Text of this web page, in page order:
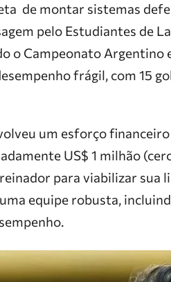
de montar sistemas
pelo Estudiantes de
o Campeonato Argentino
frágil, com 15
um esforço
US$ 1 milhão
para viabilizar sua
equipe robusta,